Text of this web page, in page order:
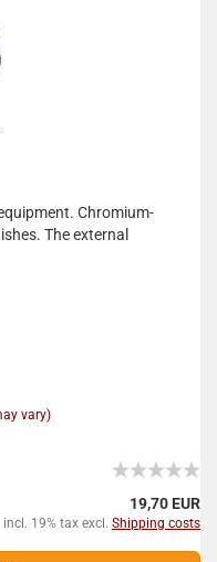
Chromium-
The external
vary)
19,70 EUR
incl. 19% tax excl. Shipping costs